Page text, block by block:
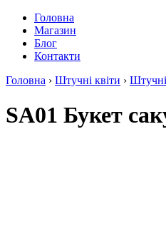
Головна
Магазин
Блог
Контакти
Головна › Штучні квіти › Штучні
SA01 Букет